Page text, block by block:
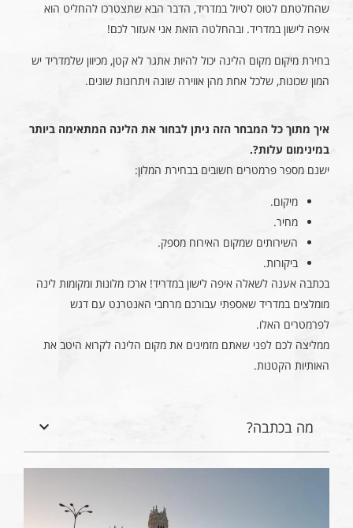
שהחלטתם לטוס לטיול במדריד, הדבר הבא שתצטרכו להחליט הוא
איפה לישון במדריד. ובהחלטה הזאת אני אעזור לכם!
בחירת מיקום מקום הלינה יכול להיות אתגר לא קטן, מכיוון שלמדריד יש
המון שכונות, שלכל אחת מהן אווירה שונה ויתרונות שונים.
איך מתוך כל המבחר הזה ניתן לבחור את הלינה המתאימה ביותר
במינימום עלות?.
ישנם מספר פרמטרים חשובים בבחירת המלון:
מיקום.
מחיר.
השירותים שמקום האירוח מספק.
ביקורות.
בכתבה אענה לשאלה איפה לישון במדריד! ארכז מלונות ומקומות לינה
מומלצים במדריד שאספתי עבורכם מרחבי האנטרנט עם דגש
לפרמטרים האלו.
ממליצה לכם לפני שאתם מזמינים את מקום הלינה לקרוא היטב את
האותיות הקטנות.
מה בכתבה?